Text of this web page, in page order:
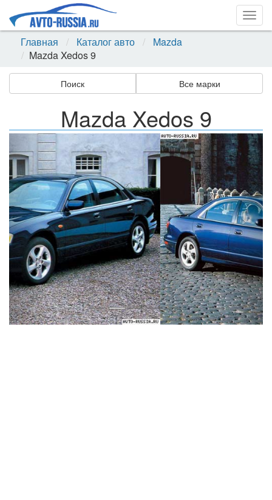
Главная
Каталог авто
Mazda
Mazda Xedos 9
Поиск Все марки
Mazda Xedos 9
Назад